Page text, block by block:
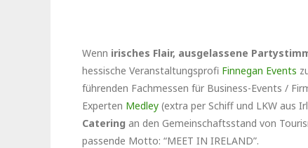
Wenn irisches Flair, ausgelassene
hessische Veranstaltungsprofi Finnegan Events
führenden Fachmessen für Business-Events /
Experten Medley (extra per Schiff und LKW aus
Catering an den Gemeinschaftsstand von
passende Motto: “MEET IN IRELAND”.